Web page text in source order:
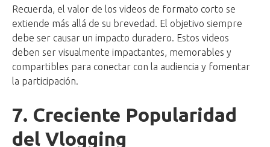
Recuerda, el valor de los videos de formato corto se
extiende más allá de su brevedad. El objetivo siempre
debe ser causar un impacto duradero. Estos videos
deben ser visualmente impactantes, memorables y
compartibles para conectar con la audiencia y fomentar
la participación.
7. Creciente Popularidad
del Vlogging